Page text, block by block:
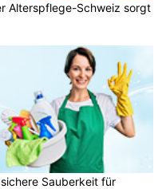
Alterspflege-Schweiz sorgt
Sauberkeit für